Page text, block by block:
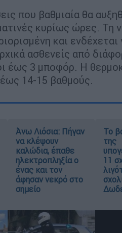
που βαθμιαία θα
κυρίως ώρες. Τη
και
ασθενείς από
έως 3 μποφόρ. Η
14-15 βαθμούς.
Άνω Λιόσια: Πήγαν
να κλέψουν
καλώδια, έπαθε
ηλεκτροπληξία ο
ένας και τον
άφησαν νεκρό στο
σημείο
Το
της
11